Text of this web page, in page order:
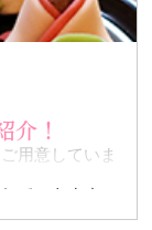
介！
用意していま
ていきます。